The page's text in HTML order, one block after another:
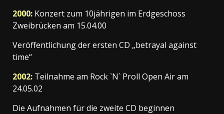
2000: Konzert zum 10jährigen im Erdgeschoss
Zweibrücken am 15.04.00
Veröffentlichung der ersten CD „betrayal against
time“
2002: Teilnahme am Rock `N` Proll Open Air am
24.05.02
Die Aufnahmen für die zweite CD beginnen